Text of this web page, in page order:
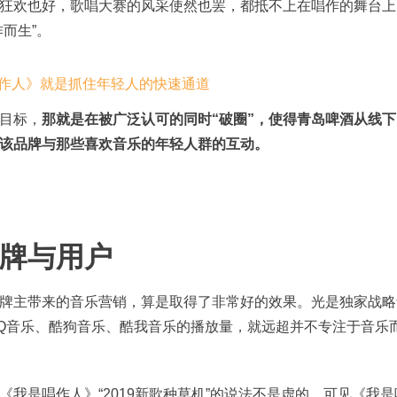
欢也好，歌唱大赛的风采使然也罢，都抵不上在唱作的舞台上
生”。
标， 那就是在被广泛认可的同时“破圈”，使得青岛啤酒从线
品牌与那些喜欢音乐的年轻人群的互动。
与用户
主带来的音乐营销，算是取得了非常好的效果。光是独家战
乐、酷狗音乐、酷我音乐的播放量，就远超并不专注于音乐
我是唱作人》“2019新歌种草机”的说法不是虚的，可见《我是